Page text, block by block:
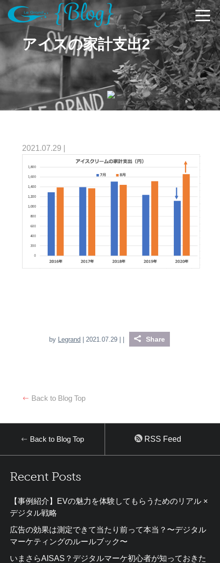
アイスの家計支出2
2021.07.29
by Legrand | 2021.07.29 | Share
Back to Blog Top
Back to Blog Top RSS Feed
Recent Posts
【事例紹介】EVの魅力を体験してもらうためのリアル ×
デジタル戦略
広告の効果は測定できて当たり前って本当？〜デジタル
マーケティングのルールブック〜
いまさらAISAS？デジタルマーケ初心者が知っておきた